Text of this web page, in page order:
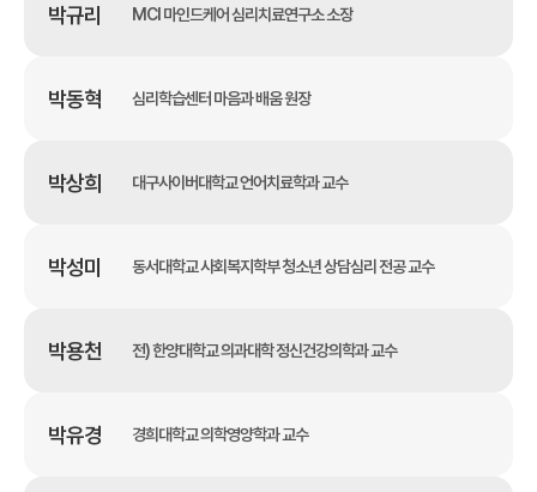
박규리 MCI 마인드케어 심리치료연구소 소장
박동혁 심리학습센터 마음과 배움 원장
박상희 대구사이버대학교 언어치료학과 교수
박성미 동서대학교 사회복지학부 청소년 상담심리 전공 교수
박용천 전) 한양대학교 의과대학 정신건강의학과 교수
박유경 경희대학교 의학영양학과 교수